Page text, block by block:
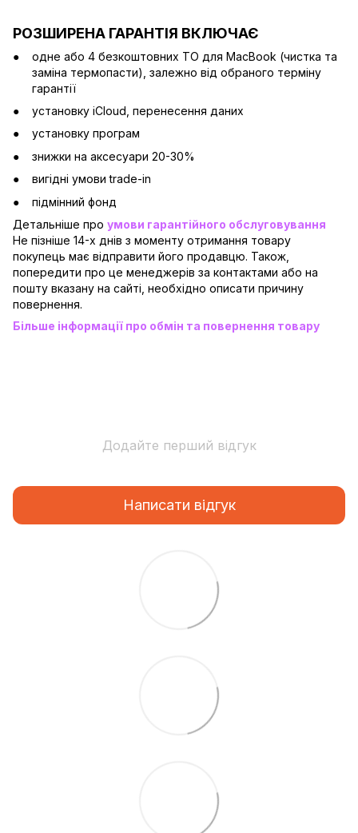
РОЗШИРЕНА ГАРАНТІЯ ВКЛЮЧАЄ
одне або 4 безкоштовних ТО для MacBook (чистка та
заміна термопасти), залежно від обраного терміну
гарантії
установку iCloud, перенесення даних
установку програм
знижки на аксесуари 20-30%
вигідні умови trade-in
підмінний фонд
Детальніше про умови гарантійного обслуговування
Не пізніше 14-х днів з моменту отримання товару
покупець має відправити його продавцю. Також,
попередити про це менеджерів за контактами або на
пошту вказану на сайті, необхідно описати причину
повернення.
Більше інформації про обмін та повернення товару
Додайте перший відгук
Написати відгук